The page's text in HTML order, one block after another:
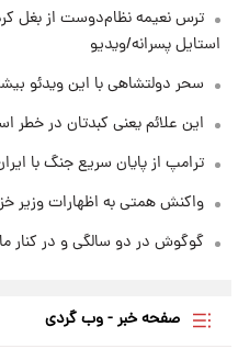
ترس نعیمه نظام‌دوست از بغل
استایل پسرانه/ویدیو
سحر دولتشاهی با این ویدئو
این علائم یعنی کبدتان در خطر
ترامپ از پایان سریع جنگ با
واکنش همتی به اظهارات وزیر
گوگوش در دو سالگی و در کنار
صفحه خبر - وب گردی